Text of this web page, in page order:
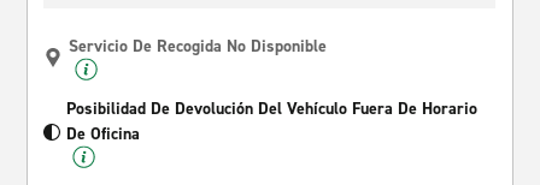
Servicio De Recogida No Disponible
Posibilidad De Devolución Del Vehículo Fuera De Horario
De Oficina